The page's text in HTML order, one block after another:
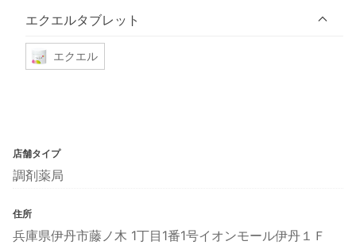
エクエルタブレット
エクエル
店舗タイプ
調剤薬局
住所
兵庫県伊丹市藤ノ木 1丁目1番1号イオンモール伊丹１Ｆ